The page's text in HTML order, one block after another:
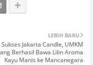
LEBIH BARU
Sukses Jakarta Candle, UMKM
Berhasil Bawa Lilin Aroma
Kayu Manis ke Mancanegara